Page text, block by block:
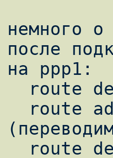
немного
после
на ppp1: